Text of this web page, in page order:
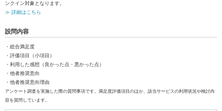
ンクイン対象となります。
≫ 詳細はこちら
設問内容
・総合満足度
・評価項目（小項目）
・利用した感想（良かった点・悪かった点）
・他者推奨意向
・他者推奨意向理由
アンケート調査を実施した際の質問事項です。満足度評価項目のほか、該当サービスの利用状況や検討内
容を質問しています。